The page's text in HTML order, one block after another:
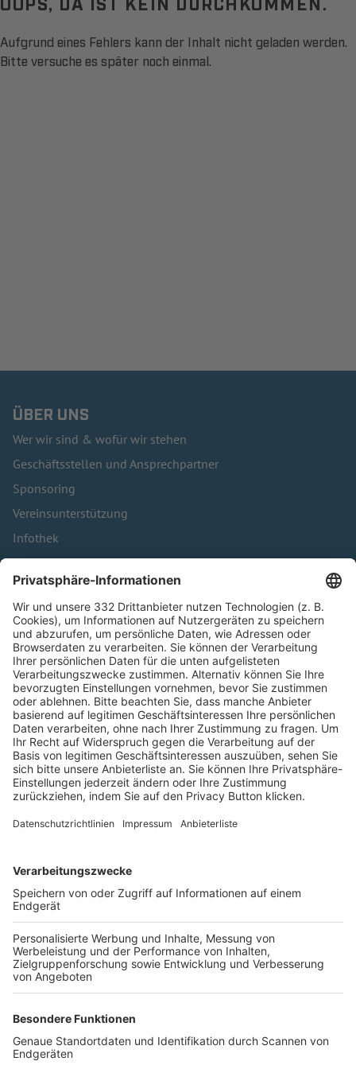
Aufgrund eines Fehlers kann der Inhalt nicht geladen werden.
Bitte versuche es später noch einmal.
ÜBER UNS
Wer wir sind & wofür wir stehen
Geschäftsstellen und Ansprechpartner
Sponsoring
Vereinsunterstützung
Infothek
Kontakt
HÄUFIG BESUCHTE SEITEN
Pässe und Vereinswechsel
Trainerausbildung
Schulungsangebot Vereinsmitarbeiter
BFV-Geschäftsstellen
Trainerbörse
Login SpielPlus
FOLGE DEM BFV
TOP-VEREINE
TOP-PARTNER